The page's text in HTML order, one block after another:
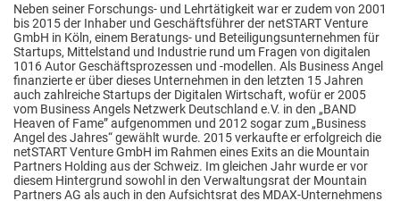
Neben seiner Forschungs- und Lehrtätigkeit war er zudem von 2001
bis 2015 der Inhaber und Geschäftsführer der netSTART Venture
GmbH in Köln, einem Beratungs- und Beteiligungsunternehmen für
Startups, Mittelstand und Industrie rund um Fragen von digitalen
1016 Autor Geschäftsprozessen und -modellen. Als Business Angel
finanzierte er über dieses Unternehmen in den letzten 15 Jahren
auch zahlreiche Startups der Digitalen Wirtschaft, wofür er 2005
vom Business Angels Netzwerk Deutschland e.V. in den „BAND
Heaven of Fame” aufgenommen und 2012 sogar zum „Business
Angel des Jahres“ gewählt wurde. 2015 verkaufte er erfolgreich die
netSTART Venture GmbH im Rahmen eines Exits an die Mountain
Partners Holding aus der Schweiz. Im gleichen Jahr wurde er vor
diesem Hintergrund sowohl in den Verwaltungsrat der Mountain
Partners AG als auch in den Aufsichtsrat des MDAX-Unternehmens